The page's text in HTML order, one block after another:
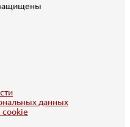
защищены
данных
cookie